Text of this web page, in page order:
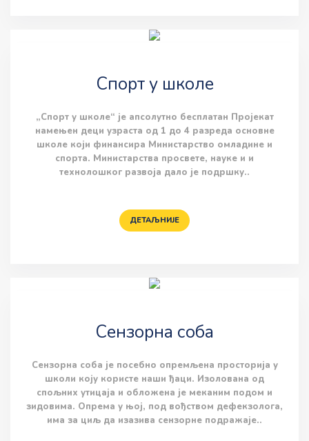
Спорт у школе
„Спорт у школе“ је апсолутно бесплатан Пројекат
намењен деци узраста од 1 до 4 разреда основне
школе који финансира Министарство омладине и
спорта. Министарства просвете, науке и и
технолошког развоја дало је подршку..
ДЕТАЉНИЈЕ
Сензорна соба
Сензорна соба је посебно опремљена просторија у
школи коју користе наши ђаци. Изолована од
спољних утицаја и обложена је меканим подом и
зидовима. Опрема у њој, под вођством дефекзолога,
има за циљ да изазива сензорне подражаје..